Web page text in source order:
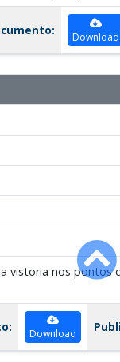
Download
vistoria nos pontos
Download